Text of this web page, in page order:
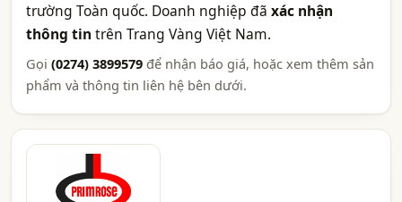
trường Toàn quốc. Doanh nghiệp đã xác nhận
thông tin trên Trang Vàng Việt Nam.
Gọi (0274) 3899579 để nhận báo giá, hoặc xem thêm sản
phẩm và thông tin liên hệ bên dưới.